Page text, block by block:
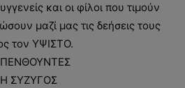
και οι φίλοι που τιμούν
μαζί μας τις δεήσεις τους
τον ΥΨΙΣΤΟ.
ΠΕΝΘΟΥΝΤΕΣ
Η ΣΥΖΥΓΟΣ